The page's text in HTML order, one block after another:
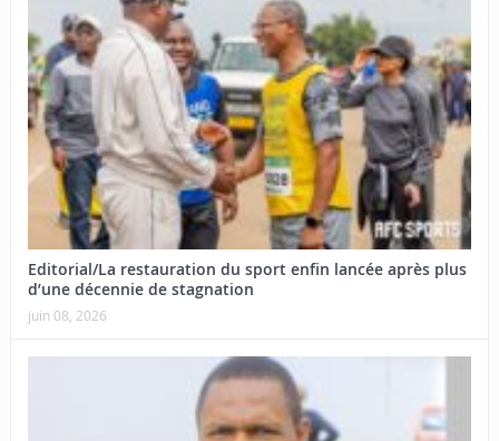
Editorial/La restauration du sport enfin lancée après plus
d’une décennie de stagnation
juin 08, 2026